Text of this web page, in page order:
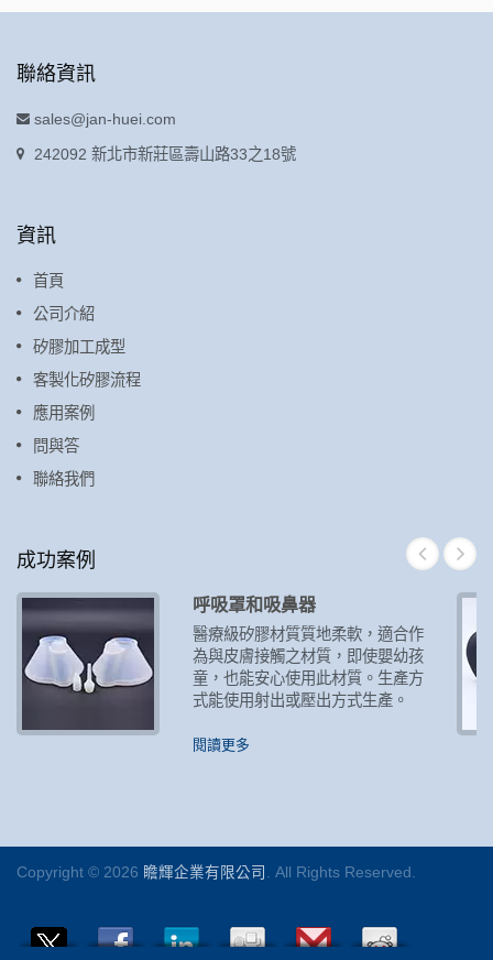
聯絡資訊
sales@jan-huei.com
242092 新北市新莊區壽山路33之18號
資訊
首頁
公司介紹
矽膠加工成型
客製化矽膠流程
應用案例
問與答
聯絡我們
成功案例
呼吸罩和吸鼻器
醫療級矽膠材質質地柔軟，適合作
為與皮膚接觸之材質，即使嬰幼孩
童，也能安心使用此材質。生產方
式能使用射出或壓出方式生產。
閱讀更多
Copyright © 2026 瞻輝企業有限公司 . All Rights Reserved.